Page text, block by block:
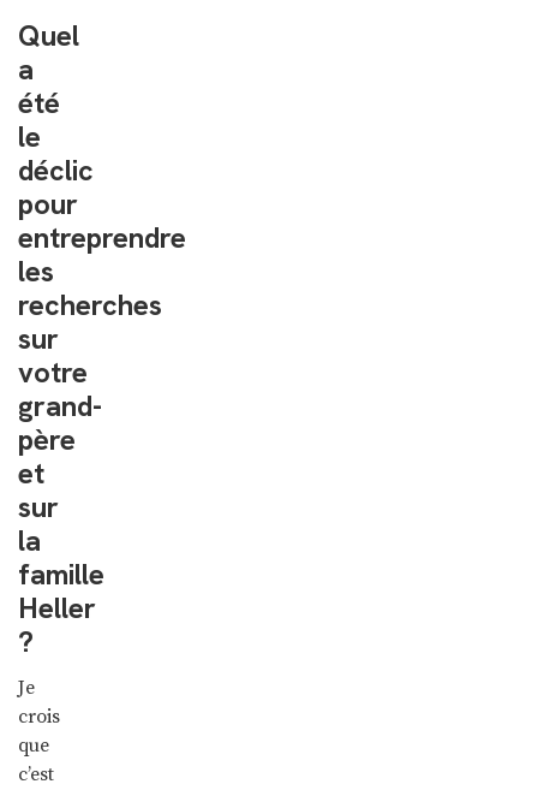
Quel
a
été
le
déclic
pour
entreprendre
les
recherches
sur
votre
grand-
père
et
sur
la
famille
Heller
?
Je
crois
que
c’est